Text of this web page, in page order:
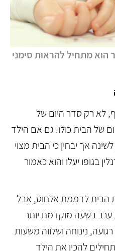
הוא מתחיל להראות סימני
לא רק סדר היום של
של הבית כולו. גם אם הילד
אך יבחין כי הבית מצוי
בגופו יעלו והוא כאמור
הבית לדממת אלחוט, אבל
ערב בשעה מוקדמת יותר
נינוחה ושלווה משעות
להכין את הילד